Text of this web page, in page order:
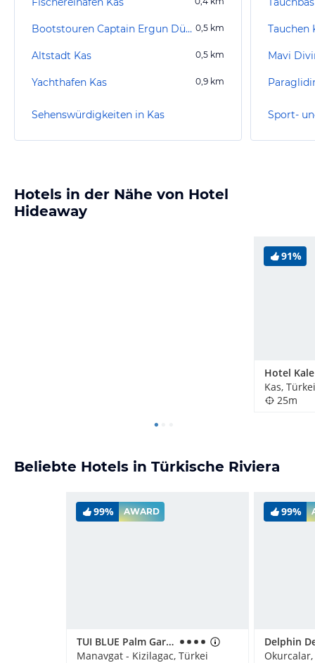
Bootstouren Captain Ergun Dündar 0,5 km
Altstadt Kas 0,5 km
Yachthafen Kas 0,9 km
Sehenswürdigkeiten in Kas
Tauchen
Mavi
Sport-
Hotels in der Nähe von Hotel
Hideaway
91%
Hotel Kale
Kas, Türkei
25m
Beliebte Hotels in Türkische Riviera
99% AWARD
TUI BLUE Palm Garden
Manavgat - Kizilagac, Türkei
99%